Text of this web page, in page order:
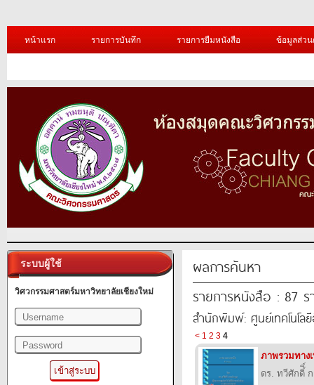
หน้าแรก รายการบันทึก รายการยืมหนังสือ ข้อมูลส่ว
ระบบผู้ใช้
วิศวกรรมศาสตร์มหาวิทยาลัยเชียงใหม่
ผลการค้นหา
รายการหนังสือ : 87 ร
สำนักพิมพ์: ศูนย์เทคโนโล
< 1 2 3 4
ภาพรวมทาง
ดร. ทวีศักดิ์ิ์